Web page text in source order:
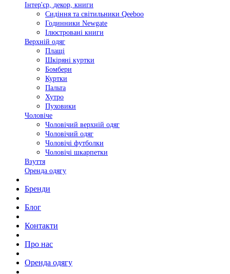
Інтер'єр, декор, книги
Сидіння та світильники Qeeboo
Годинники Newgate
Ілюстровані книги
Верхній одяг
Плащі
Шкіряні куртки
Бомбери
Куртки
Пальта
Хутро
Пуховики
Чоловіче
Чоловічий верхній одяг
Чоловічий одяг
Чоловічі футболки
Чоловічі шкарпетки
Взуття
Оренда одягу
Бренди
Блог
Контакти
Про нас
Оренда одягу